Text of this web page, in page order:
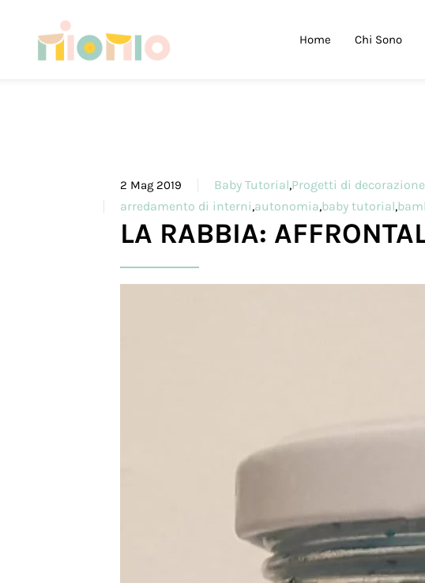
Skip to main content Home Chi Sono
2 Mag 2019 Baby Tutorial,Progetti di
arredamento di interni,autonomia,baby tutorial,
LA RABBIA: